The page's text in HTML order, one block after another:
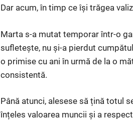
Dar acum, în timp ce își trăgea
Marta s-a mutat temporar într-o
sufletește, nu și-a pierdut
o primise cu ani în urmă de la o
consistentă.
Până atunci, alesese să țină totul
înțeles valoarea muncii și a